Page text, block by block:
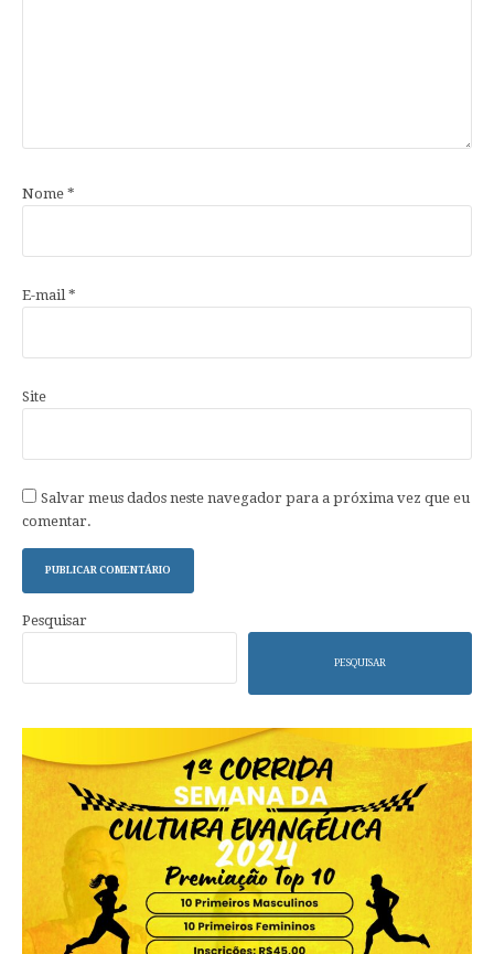
Nome *
E-mail *
Site
Salvar meus dados neste navegador para a próxima vez que eu
comentar.
Pesquisar
PESQUISAR